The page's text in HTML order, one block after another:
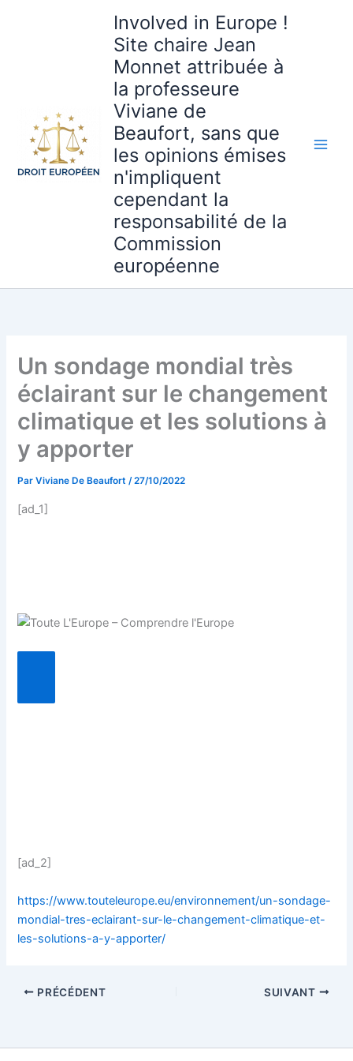
Involved in Europe !
Site chaire Jean
Monnet attribuée à
la professeure
Viviane de
Beaufort, sans que
les opinions émises
n'impliquent
cependant la
responsabilité de la
Commission
européenne
Un sondage mondial très
éclairant sur le changement
climatique et les solutions à
y apporter
ParViviane De Beaufort/27/10/2022
[ad_1]
[ad_2]
https://www.touteleurope.eu/environnement/un-sondage-
mondial-tres-eclairant-sur-le-changement-climatique-et-
les-solutions-a-y-apporter/
PRÉCÉDENT SUIVANT